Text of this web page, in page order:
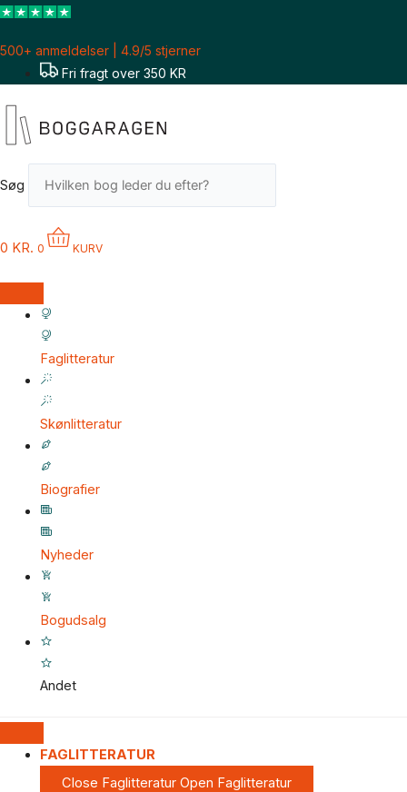
Gå
indholdet
500+ anmeldelser | 4.9/5 stjerner
Fri fragt over 350 KR
Søg
0 KR. 0 KURV
Faglitteratur
Skønlitteratur
Biografier
Nyheder
Bogudsalg
Andet
FAGLITTERATUR
Close Faglitteratur Open Faglitteratur